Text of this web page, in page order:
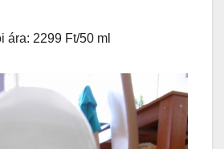
ára: 2299 Ft/50 ml